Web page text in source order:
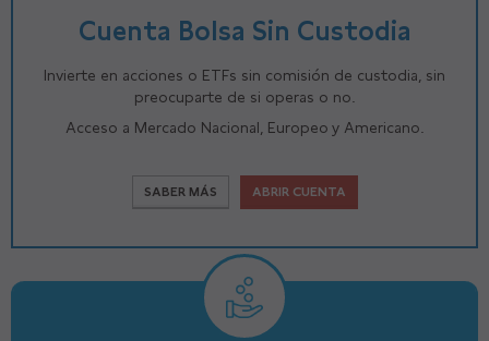
Cuenta Bolsa Sin Custodia
Invierte en acciones o ETFs sin comisión de custodia, sin
preocuparte de si operas o no.
Acceso a Mercado Nacional, Europeo y Americano.
SABER MÁS ABRIR CUENTA